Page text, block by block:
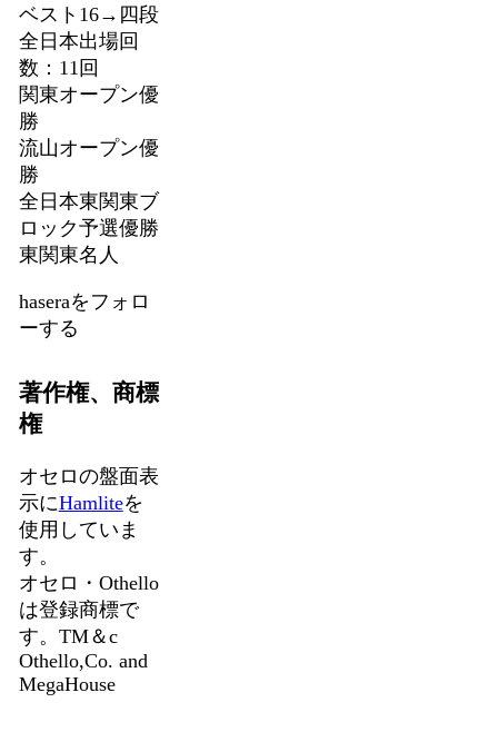
ベスト16→四段
全日本出場回
数：11回
関東オープン優
勝
流山オープン優
勝
全日本東関東ブ
ロック予選優勝
東関東名人
haseraをフォロ
ーする
著作権、商標
権
オセロの盤面表
示にHamliteを
使用していま
す。
オセロ・Othello
は登録商標で
す。TM＆c
Othello,Co. and
MegaHouse